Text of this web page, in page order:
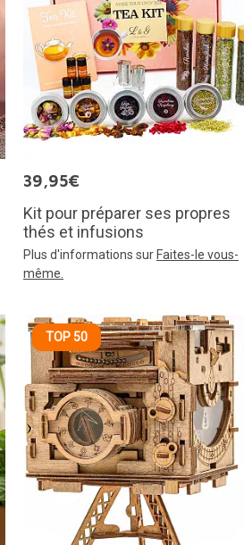
39,95€
Kit pour préparer ses propres
thés et infusions
Plus d'informations surFaites-le vous-
même.
TOP 50